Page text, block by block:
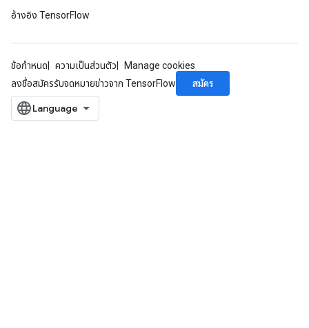
อ้างอิง TensorFlow
ข้อกำหนด ความเป็นส่วนตัว
Manage cookies
ลงชื่อสมัครรับจดหมายข่าวจาก TensorFlow
สมัคร